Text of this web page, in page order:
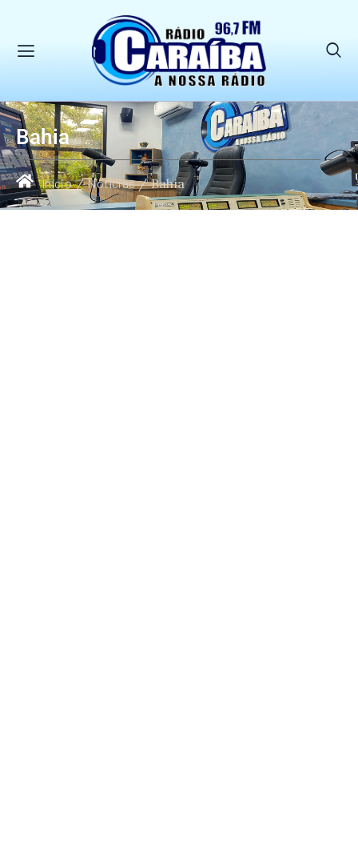
Bahia
Início / Notícias / Bahia